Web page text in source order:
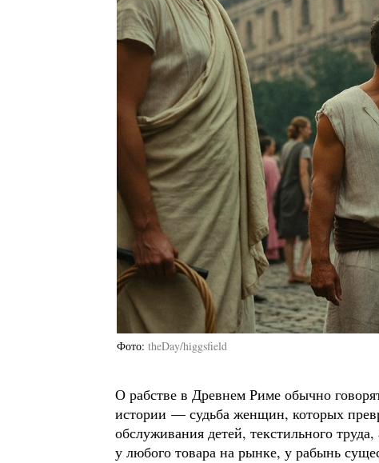
Фото theDay/higgsfield
О рабстве в Древнем Риме обычно
истории — судьба женщин, которых
обслуживания детей, текстильного
у любого товара на рынке, у рабынь